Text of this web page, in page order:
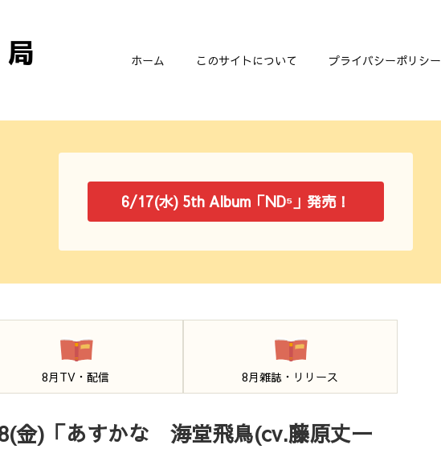
ホーム このサイトについて プライバシーポリシー
6/17(水) 5th Album「ND⁵」発売！
8月TV・配信 8月雑誌・リリース
金)「あすかな 海堂飛鳥(cv.藤原丈一